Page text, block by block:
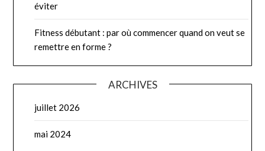
éviter
Fitness débutant : par où commencer quand on veut se
remettre en forme ?
ARCHIVES
juillet 2026
mai 2024